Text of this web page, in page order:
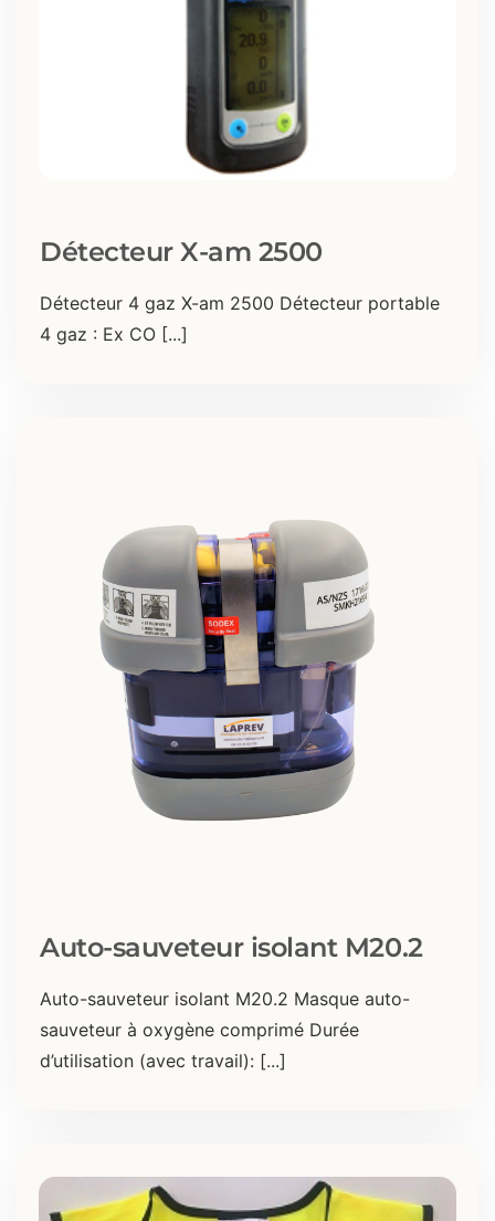
Détecteur X-am 2500
Détecteur 4 gaz X-am 2500 Détecteur portable
4 gaz : Ex CO [...]
Auto-sauveteur isolant M20.2
Auto-sauveteur isolant M20.2 Masque auto-
sauveteur à oxygène comprimé Durée
d’utilisation (avec travail): [...]